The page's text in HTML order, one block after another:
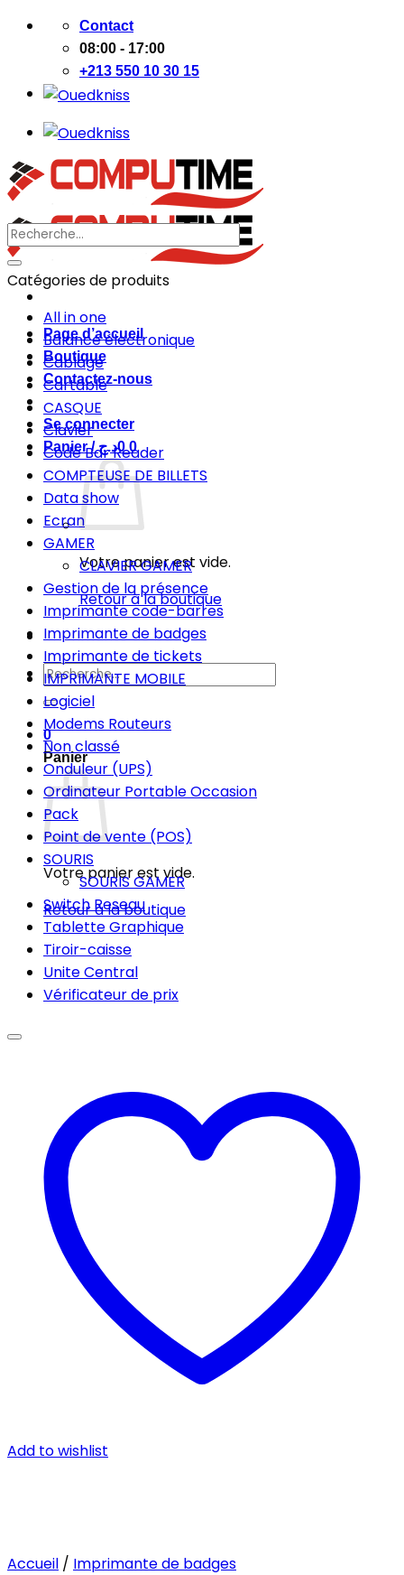
Passer
contenu
Contact
08:00 - 17:00
+213 550 10 30 15
Page d’accueil
Boutique
Contactez-nous
Se connecter
Panier /
0د.ج 0
Votre panier est vide.
Retour à la boutique
Recherche
pour :
0
Panier
Votre panier est vide.
Retour à la boutique
Recherche
pour :
Catégories de produits
All in one
Balance électronique
Cablage
Cartable
CASQUE
Clavier
Code Bar Reader
COMPTEUSE DE BILLETS
Data show
Ecran
GAMER
CLAVIER GAMER
Gestion de la présence
Imprimante code-barres
Imprimante de badges
Imprimante de tickets
IMPRIMANTE MOBILE
Logiciel
Modems Routeurs
Non classé
Onduleur (UPS)
Ordinateur Portable Occasion
Pack
Point de vente (POS)
SOURIS
SOURIS GAMER
Switch Reseau
Tablette Graphique
Tiroir-caisse
Unite Central
Vérificateur de prix
Add to wishlist
Accueil / Imprimante de badges